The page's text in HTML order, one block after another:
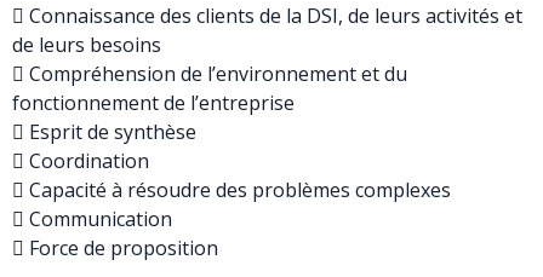
 Connaissance des clients de la DSI, de leurs activités et
de leurs besoins
 Compréhension de l’environnement et du
fonctionnement de l’entreprise
 Esprit de synthèse
 Coordination
 Capacité à résoudre des problèmes complexes
 Communication
 Force de proposition